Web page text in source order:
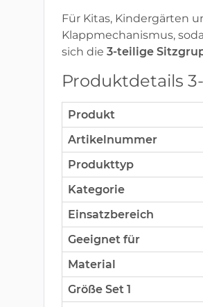
Für Kitas, Kindergärten
Klappmechanismus,
sich die 3-teilige
Produktdetails
Produkt
Artikelnummer
Produkttyp
Kategorie
Einsatzbereich
Geeignet für
Material
Größe Set 1